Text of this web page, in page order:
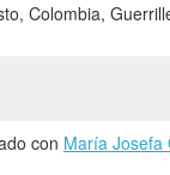
Colombia,
con María Josefa